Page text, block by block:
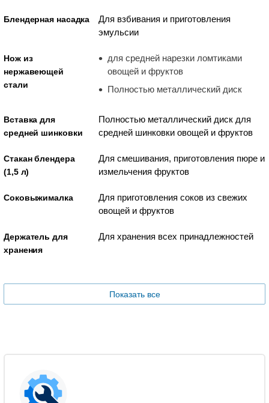
Блендерная насадка
Для взбивания и приготовления
эмульсии
Нож из
нержавеющей
стали
для средней нарезки ломтиками
овощей и фруктов
Полностью металлический диск
Вставка для
средней шинковки
Полностью металлический диск для
средней шинковки овощей и фруктов
Стакан блендера
(1,5 л)
Для смешивания, приготовления пюре и
измельчения фруктов
Соковыжималка
Для приготовления соков из свежих
овощей и фруктов
Держатель для
хранения
Для хранения всех принадлежностей
Показать все